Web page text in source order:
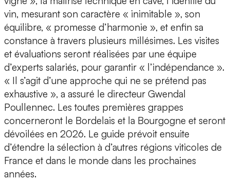
vin, mesurant son caractère « inimitable », son
équilibre, « promesse d’harmonie », et enfin sa
constance à travers plusieurs millésimes. Les visites
et évaluations seront réalisées par une équipe
d’experts salariés, pour garantir « l’indépendance ».
« Il s’agit d’une approche qui ne se prétend pas
exhaustive », a assuré le directeur Gwendal
Poullennec. Les toutes premières grappes
concerneront le Bordelais et la Bourgogne et seront
dévoilées en 2026. Le guide prévoit ensuite
d’étendre la sélection à d’autres régions viticoles de
France et dans le monde dans les prochaines
années.